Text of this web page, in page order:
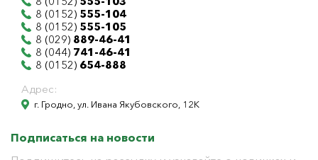
8 (0152) 555-104
8 (0152) 555-105
8 (029) 889-46-41
8 (044) 741-46-41
8 (0152) 654-888
Адрес:
г. Гродно, ул. Ивана Якубовского, 12К
Подписаться на новости